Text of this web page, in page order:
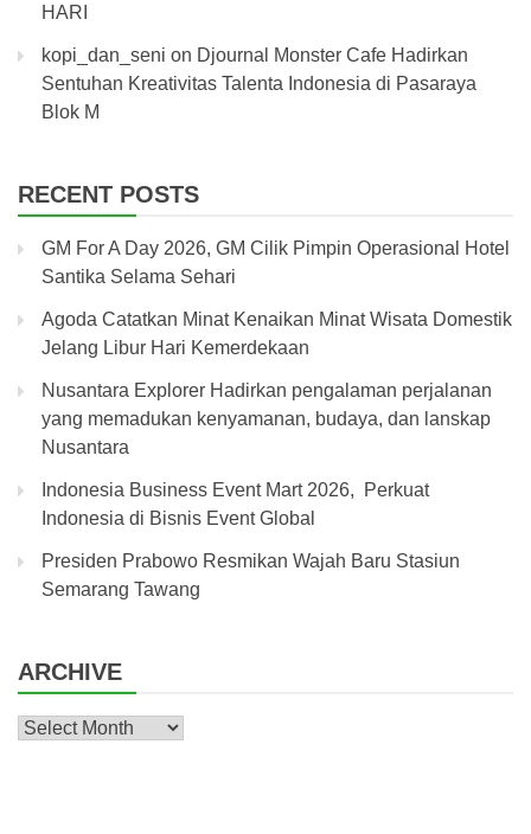
HARI
kopi_dan_seni on Djournal Monster Cafe Hadirkan
Sentuhan Kreativitas Talenta Indonesia di Pasaraya
Blok M
RECENT POSTS
GM For A Day 2026, GM Cilik Pimpin Operasional Hotel
Santika Selama Sehari
Agoda Catatkan Minat Kenaikan Minat Wisata Domestik
Jelang Libur Hari Kemerdekaan
Nusantara Explorer Hadirkan pengalaman perjalanan
yang memadukan kenyamanan, budaya, dan lanskap
Nusantara
Indonesia Business Event Mart 2026, Perkuat
Indonesia di Bisnis Event Global
Presiden Prabowo Resmikan Wajah Baru Stasiun
Semarang Tawang
ARCHIVE
Archive